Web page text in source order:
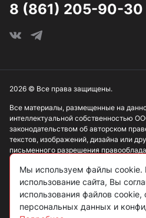
3,8 мм
4 мм
4,2 мм
8 (861) 205-90-30
Все материалы, размещенные на
интеллектуальной собственностью
законодательством об авторском
текстов, изображений, дизайна или
письменного разрешения
Информация, представленная на
ознакомительный характер и не
публичная оферта в соответствии со
2026 © Все права защищены.
Мы используем файлы cookie.
использование сайта, Вы
использования файлов cookie,
персональных данных и